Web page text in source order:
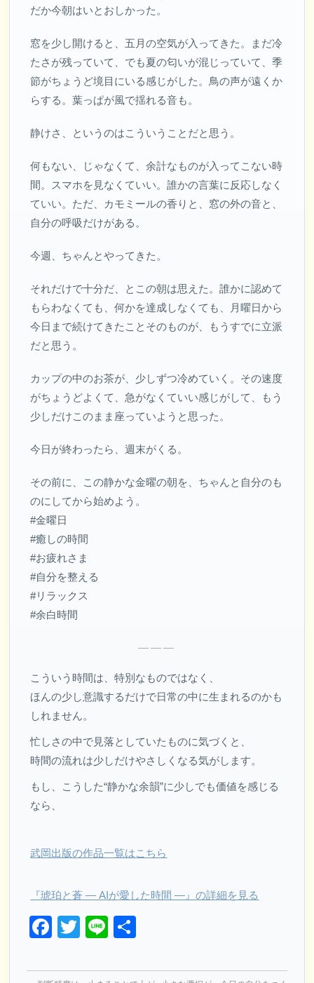
だか今朝はいとおしかった。
窓を少し開けると、五月の空気が入ってきた。まだ冷
たさが残っていて、でも夏の匂いが混じっていて、季
節がちょうど境目にいる感じがした。鳥の声が遠くか
らする。葉っぱが風で揺れる音も。
静けさ、というのはこういうことだと思う。
何もない、じゃなくて、余計なものが入ってこない時
間。スマホを見なくていい。誰かの言葉に反応しなく
ていい。ただ、カモミールの香りと、窓の外の音と、
自分の呼吸だけがある。
今週、ちゃんとやってきた。
それだけで十分だ、とこの朝は思えた。誰かに認めて
もらわなくても、何かを達成しなくても、月曜日から
今日まで続けてきたことそのものが、もうすでに立派
だと思う。
カップの中のお茶が、少しずつ冷めていく。その速度
がちょうどよくて、急がなくていい感じがして、もう
少しだけこのまま座っていようと思った。
今日が終わったら、週末がくる。
その前に、この静かな金曜の朝を、ちゃんと自分のも
のにしてから始めよう。
#金曜日
#癒しの時間
#お疲れさま
#自分を整える
#リラックス
#余白時間
———
こういう時間は、特別なものではなく、
ほんの少し意識するだけで日常の中に生まれるのかも
しれません。
忙しさの中で見落としていたものに気づくと、
時間の流れは少しだけやさしくなる気がします。
もし、こうした“静かな余韻”に少しでも価値を感じる
なら、
武岡出版の作品一覧はこちら
『琥珀と蒼 ― AIが愛した時間 ―』の詳細を見る
Facebook
Twitter
Line